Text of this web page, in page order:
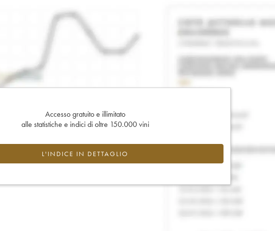
Accesso gratuito e illimitato
alle statistiche e indici di oltre 150.000 vini
L'INDICE IN DETTAGLIO